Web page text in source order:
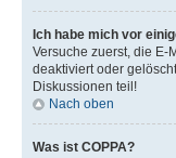
Ich habe mich vor
Versuche zuerst, die E-
deaktiviert oder
Diskussionen teil!
Nach oben
Was ist COPPA?